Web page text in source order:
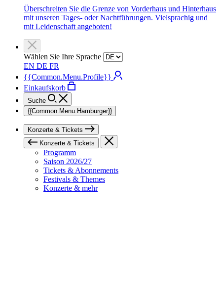
Überschreiten Sie die Grenze von Vorderhaus und Hinterhaus
mit unseren Tages- oder Nachtführungen. Vielsprachig und
mit Leidenschaft angeboten!
Wählen Sie Ihre Sprache
EN DE FR
{{Common.Menu.Profile}}
Einkaufskorb
Suche
{{Common.Menu.Hamburger}}
Konzerte & Tickets
Konzerte & Tickets
Programm
Saison 2026/27
Tickets & Abonnements
Festivals & Themes
Konzerte & mehr